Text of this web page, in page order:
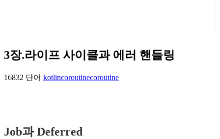
3장.라이프 사이클과 에러 핸들링
16832 단어 kotlincoroutinecoroutine
Job과 Deferred